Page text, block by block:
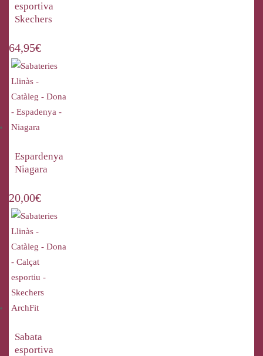
esportiva
Skechers
64,95€
Espardenya
Niagara
20,00€
Sabata
esportiva